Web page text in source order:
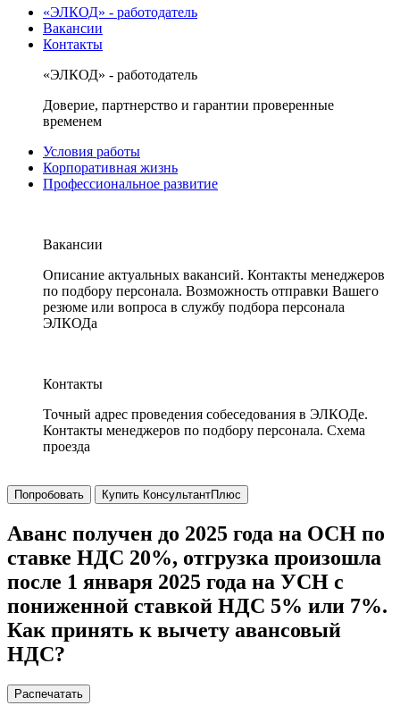
«ЭЛКОД» - работодатель
Вакансии
Контакты
«ЭЛКОД» - работодатель
Доверие, партнерство и гарантии проверенные
временем
Условия работы
Корпоративная жизнь
Профессиональное развитие
Вакансии
Описание актуальных вакансий. Контакты менеджеров
по подбору персонала. Возможность отправки Вашего
резюме или вопроса в службу подбора персонала
ЭЛКОДа
Контакты
Точный адрес проведения собеседования в ЭЛКОДе.
Контакты менеджеров по подбору персонала. Схема
проезда
Попробовать Купить КонсультантПлюс
Аванс получен до 2025 года на ОСН по
ставке НДС 20%, отгрузка произошла
после 1 января 2025 года на УСН с
пониженной ставкой НДС 5% или 7%.
Как принять к вычету авансовый
НДС?
Распечатать